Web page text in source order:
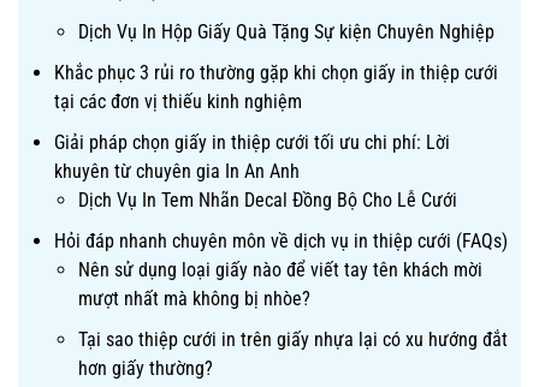
Dịch Vụ In Hộp Giấy Quà Tặng Sự kiện Chuyên Nghiệp
Khắc phục 3 rủi ro thường gặp khi chọn giấy in thiệp cưới
tại các đơn vị thiếu kinh nghiệm
Giải pháp chọn giấy in thiệp cưới tối ưu chi phí: Lời
khuyên từ chuyên gia In An Anh
Dịch Vụ In Tem Nhãn Decal Đồng Bộ Cho Lễ Cưới
Hỏi đáp nhanh chuyên môn về dịch vụ in thiệp cưới (FAQs)
Nên sử dụng loại giấy nào để viết tay tên khách mời
mượt nhất mà không bị nhòe?
Tại sao thiệp cưới in trên giấy nhựa lại có xu hướng đắt
hơn giấy thường?